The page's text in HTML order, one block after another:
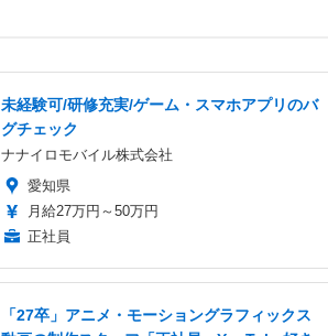
未経験可/研修充実/ゲーム・スマホアプリのバ
グチェック
ナナイロモバイル株式会社
愛知県
月給27万円～50万円
正社員
「27卒」アニメ・モーショングラフィックス